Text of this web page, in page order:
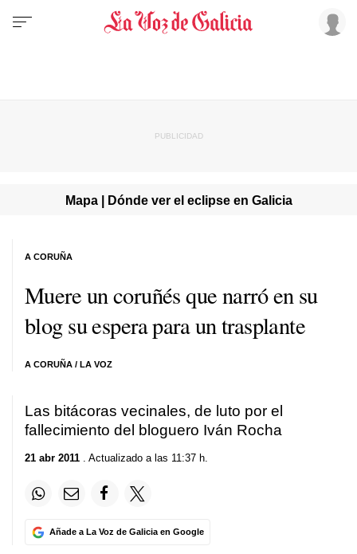
Mapa | Dónde ver el eclipse en Galicia
Muere un coruñés que narró en su
blog su espera para un trasplante
A CORUÑA / LA VOZ
A CORUÑA
Las bitácoras vecinales, de luto por el
fallecimiento del bloguero Iván Rocha
21 abr 2011 . Actualizado a las 11:37 h.
Añade a La Voz de Galicia en Google